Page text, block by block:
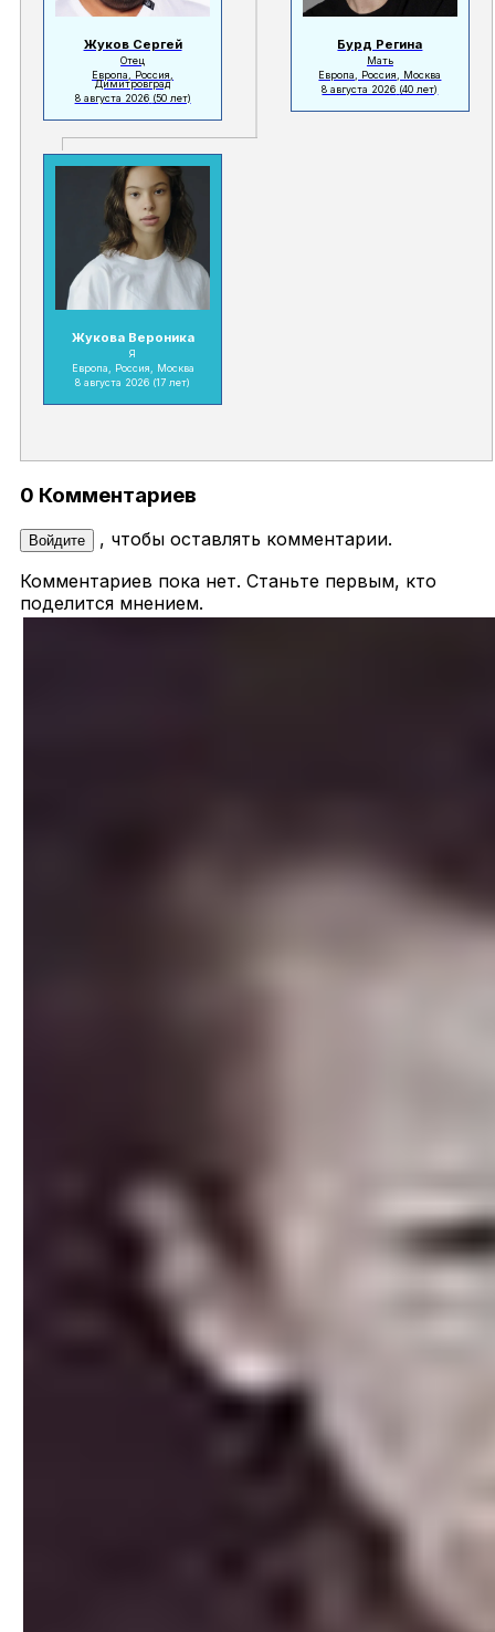
Жуков Сергей
Отец
Европа, Россия,
Димитровград
8 августа 2026 (50 лет)
Бурд Регина
Мать
Европа, Россия, Москва
8 августа 2026 (40 лет)
Жукова Вероника
Я
Европа, Россия, Москва
8 августа 2026 (17 лет)
0 Комментариев
Войдите
, чтобы оставлять комментарии.
Комментариев пока нет. Станьте первым, кто
поделится мнением.